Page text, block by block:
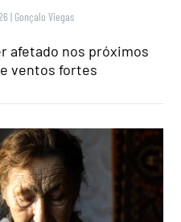
| Gonçalo Viegas
afetado nos próximos
ventos fortes